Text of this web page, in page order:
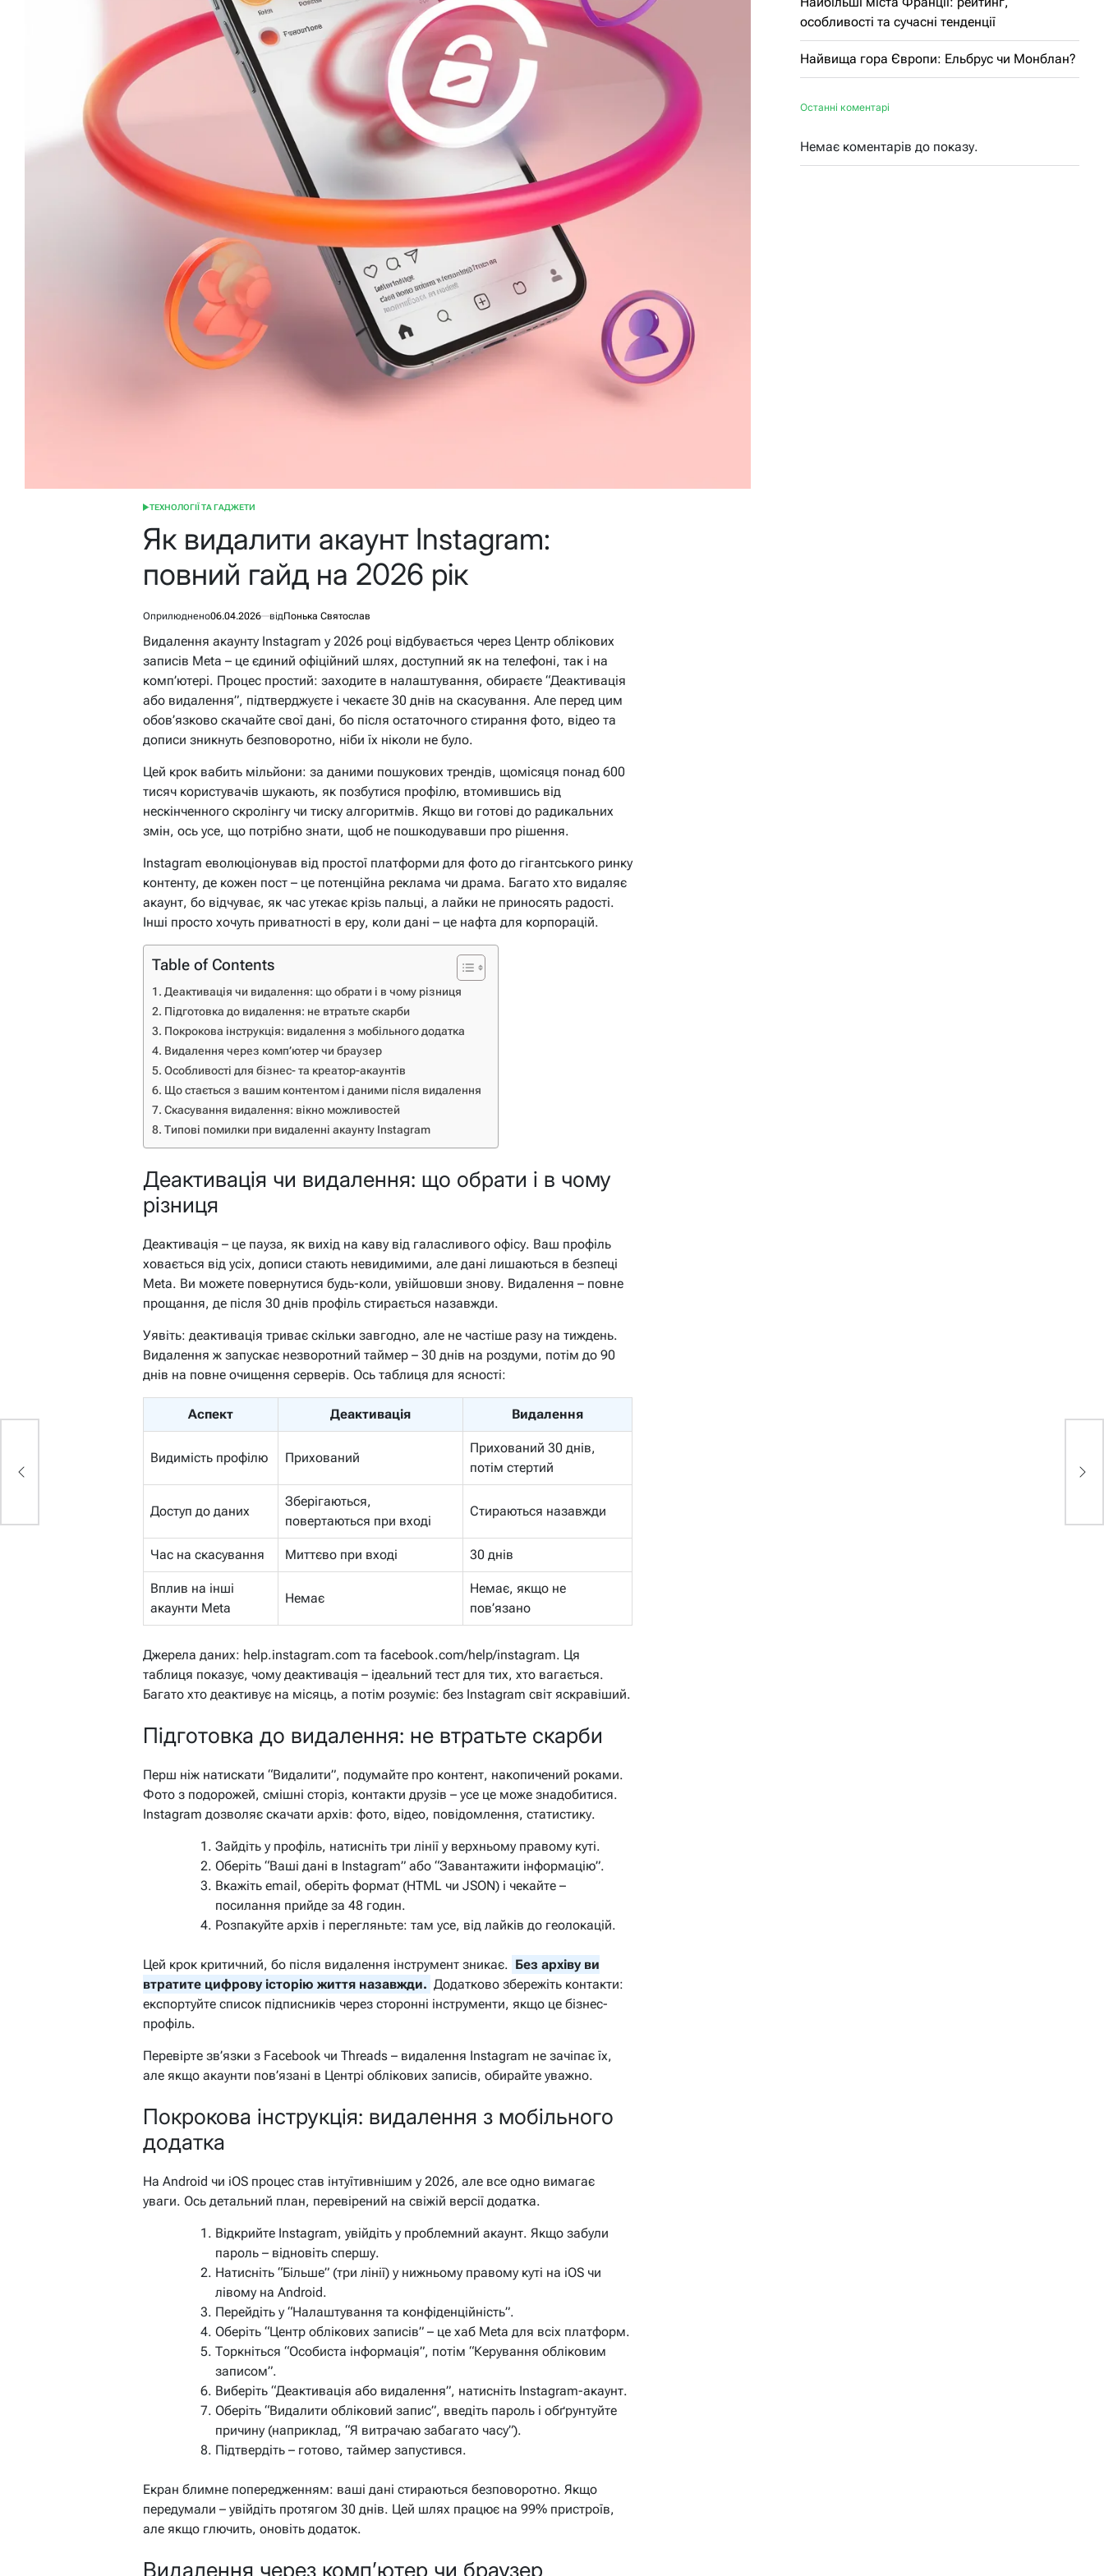
ОПУБЛІКУВАТИ
ТЕХНОЛОГІЇ ТА ГАДЖЕТИ
Як видалити акаунт Instagram:
повний гайд на 2026 рік
Оприлюднено06.04.2026 відПонька Святослав
Видалення акаунту Instagram у 2026 році відбувається через Центр облікових
записів Meta – це єдиний офіційний шлях, доступний як на телефоні, так і на
комп’ютері. Процес простий: заходите в налаштування, обираєте “Деактивація
або видалення”, підтверджуєте і чекаєте 30 днів на скасування. Але перед цим
обов’язково скачайте свої дані, бо після остаточного стирання фото, відео та
дописи зникнуть безповоротно, ніби їх ніколи не було.
Цей крок вабить мільйони: за даними пошукових трендів, щомісяця понад 600
тисяч користувачів шукають, як позбутися профілю, втомившись від
нескінченного скролінгу чи тиску алгоритмів. Якщо ви готові до радикальних
змін, ось усе, що потрібно знати, щоб не пошкодувавши про рішення.
Instagram еволюціонував від простої платформи для фото до гігантського ринку
контенту, де кожен пост – це потенційна реклама чи драма. Багато хто видаляє
акаунт, бо відчуває, як час утекає крізь пальці, а лайки не приносять радості.
Інші просто хочуть приватності в еру, коли дані – це нафта для корпорацій.
Table of Contents
Деактивація чи видалення: що обрати і в чому різниця
Підготовка до видалення: не втратьте скарби
Покрокова інструкція: видалення з мобільного додатка
Видалення через комп’ютер чи браузер
Особливості для бізнес- та креатор-акаунтів
Що стається з вашим контентом і даними після видалення
Скасування видалення: вікно можливостей
Типові помилки при видаленні акаунту Instagram
Деактивація чи видалення: що обрати і в чому
різниця
Деактивація – це пауза, як вихід на каву від галасливого офісу. Ваш профіль
ховається від усіх, дописи стають невидимими, але дані лишаються в безпеці
Meta. Ви можете повернутися будь-коли, увійшовши знову. Видалення – повне
прощання, де після 30 днів профіль стирається назавжди.
Уявіть: деактивація триває скільки завгодно, але не частіше разу на тиждень.
Видалення ж запускає незворотний таймер – 30 днів на роздуми, потім до 90
днів на повне очищення серверів. Ось таблиця для ясності:
Аспект Деактивація Видалення
Видимість профілю Прихований
Прихований 30 днів,
потім стертий
Доступ до даних
Зберігаються,
повертаються при вході
Стираються назавжди
Час на скасування Миттєво при вході 30 днів
Вплив на інші
акаунти Meta
Немає
Немає, якщо не
пов’язано
Джерела даних: help.instagram.com та facebook.com/help/instagram. Ця
таблиця показує, чому деактивація – ідеальний тест для тих, хто вагається.
Багато хто деактивує на місяць, а потім розуміє: без Instagram світ яскравіший.
Підготовка до видалення: не втратьте скарби
Перш ніж натискати “Видалити”, подумайте про контент, накопичений роками.
Фото з подорожей, смішні сторіз, контакти друзів – усе це може знадобитися.
Instagram дозволяє скачати архів: фото, відео, повідомлення, статистику.
Зайдіть у профіль, натисніть три лінії у верхньому правому куті.
Оберіть “Ваші дані в Instagram” або “Завантажити інформацію”.
Вкажіть email, оберіть формат (HTML чи JSON) і чекайте –
посилання прийде за 48 годин.
Розпакуйте архів і перегляньте: там усе, від лайків до геолокацій.
Цей крок критичний, бо після видалення інструмент зникає. Без архіву ви
втратите цифрову історію життя назавжди. Додатково збережіть контакти:
експортуйте список підписників через сторонні інструменти, якщо це бізнес-
профіль.
Перевірте зв’язки з Facebook чи Threads – видалення Instagram не зачіпає їх,
але якщо акаунти пов’язані в Центрі облікових записів, обирайте уважно.
Покрокова інструкція: видалення з мобільного
додатка
На Android чи iOS процес став інтуїтивнішим у 2026, але все одно вимагає
уваги. Ось детальний план, перевірений на свіжій версії додатка.
Відкрийте Instagram, увійдіть у проблемний акаунт. Якщо забули
пароль – відновіть спершу.
Натисніть “Більше” (три лінії) у нижньому правому куті на iOS чи
лівому на Android.
Перейдіть у “Налаштування та конфіденційність”.
Оберіть “Центр облікових записів” – це хаб Meta для всіх платформ.
Торкніться “Особиста інформація”, потім “Керування обліковим
записом”.
Виберіть “Деактивація або видалення”, натисніть Instagram-акаунт.
Оберіть “Видалити обліковий запис”, введіть пароль і обґрунтуйте
причину (наприклад, “Я витрачаю забагато часу”).
Підтвердіть – готово, таймер запустився.
Екран блимне попередженням: ваші дані стираються безповоротно. Якщо
передумали – увійдіть протягом 30 днів. Цей шлях працює на 99% пристроїв,
але якщо глючить, оновіть додаток.
Видалення через комп’ютер чи браузер
особливості та сучасні тенденції
Найвища гора Європи: Ельбрус чи Монблан?
Останні коментарі
Немає коментарів до показу.